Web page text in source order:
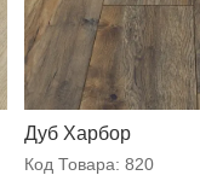
Дуб Харбор
Код Товара: 820